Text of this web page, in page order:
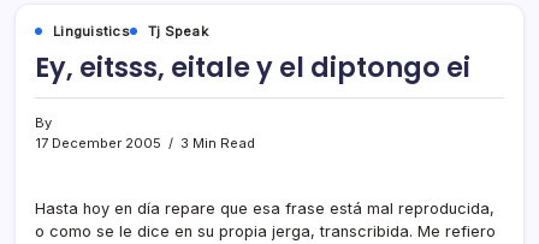
Linguistics Tj Speak
Ey, eitsss, eitale y el diptongo ei
By
17 December 2005
3 Min Read
Hasta hoy en dí­a repare que esa frase está mal reproducida,
o como se le dice en su propia jerga, transcribida. Me refiero